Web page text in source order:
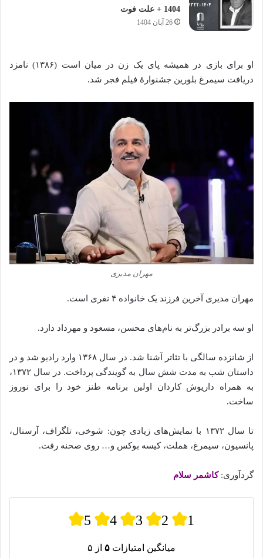
1404 + علت فوت
26 آبان 1404
او برای بازی در همیشه پای یک زن در میان است (۱۳۸۶) نامزد
دریافت سیمرغ بلورین جشنوارهٔ فیلم فجر شد.
مهران مدیری
مهران مدیری آخرین فرزند یک خانواده ۴ نفری است.
او سه برادر بزرگ‌تر به نام‌های محسن، مسعود و مهرداد دارد.
از شانزده سالگی با تئاتر آشنا شد. در سال ۱۳۶۸ وارد رادیو شد و در
داستان شب به مدت شش سال به گویندگی پرداخت. در سال ۱۳۷۲،
به همراه داریوش کاردان اولین برنامه طنز خود را برای نوروز
ساخت.
تا سال ۱۳۷۲ با نمایش‌های زیادی چون: شوخی، تلگراف، آرسنال،
پانسیون، سیمرغ، هملت، کیسه بوکس و… روی صحنه رفت.
گردآوری:کاشمر سلام
5 4 3 2 1
میانگین امتیازات ۵ از ۵